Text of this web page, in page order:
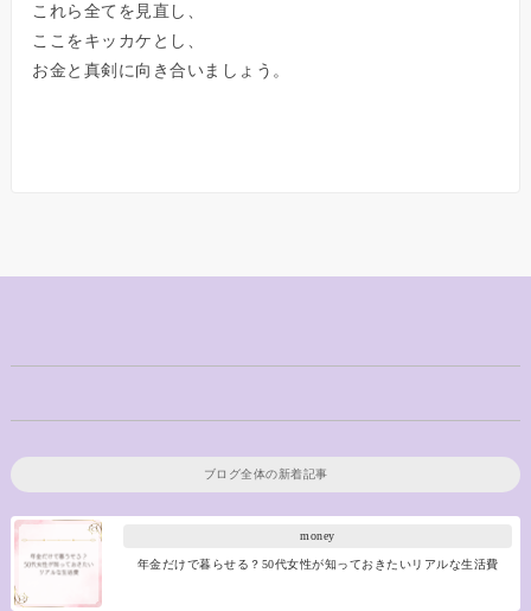
これら全てを見直し、
ここをキッカケとし、
お金と真剣に向き合いましょう。
ブログ全体の新着記事
money
年金だけで暮らせる？50代女性が知っておきたいリアルな生活費